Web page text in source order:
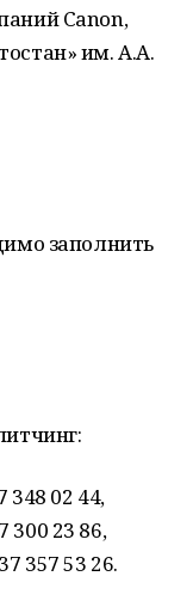
Canon,
им. А.А.
заполнить
348 02 44,
23 86,
357 53 26.